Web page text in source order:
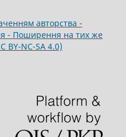
авторства -
- Поширення на тих же
BY-NC-SA 4.0)